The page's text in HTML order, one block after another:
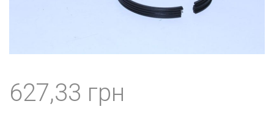
627,33